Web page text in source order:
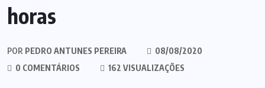
horas
POR PEDRO ANTUNES PEREIRA
08/08/2020
0 COMENTÁRIOS
162 VISUALIZAÇÕES